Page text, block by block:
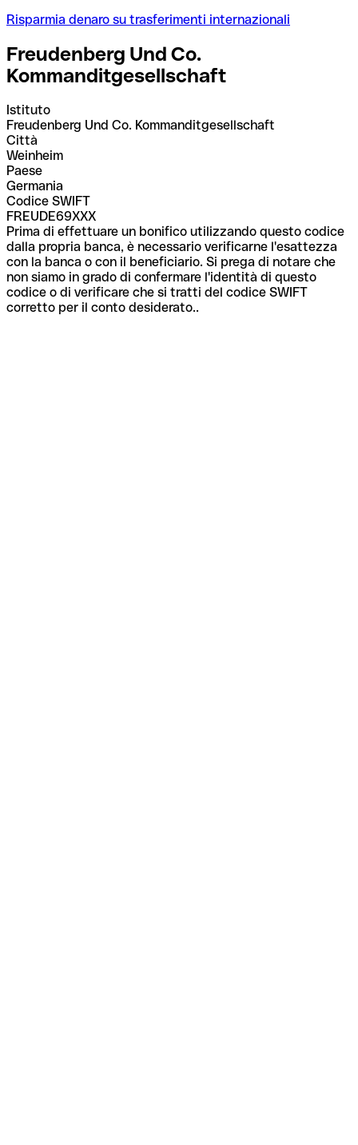
Risparmia denaro su trasferimenti internazionali
Freudenberg Und Co.
Kommanditgesellschaft
Istituto
Freudenberg Und Co. Kommanditgesellschaft
Città
Weinheim
Paese
Germania
Codice SWIFT
FREUDE69XXX
Prima di effettuare un bonifico utilizzando questo codice
dalla propria banca, è necessario verificarne l'esattezza
con la banca o con il beneficiario. Si prega di notare che
non siamo in grado di confermare l'identità di questo
codice o di verificare che si tratti del codice SWIFT
corretto per il conto desiderato..